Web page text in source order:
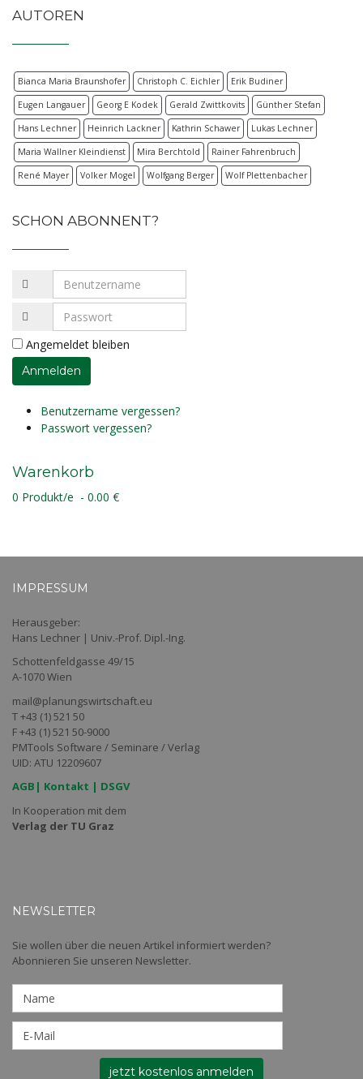
AUTOREN
Bianca Maria Braunshofer Christoph C. Eichler Erik Budiner
Eugen Langauer Georg E Kodek Gerald Zwittkovits Günther Stefan
Hans Lechner Heinrich Lackner Kathrin Schawer Lukas Lechner
Maria Wallner Kleindienst Mira Berchtold Rainer Fahrenbruch
René Mayer Volker Mogel Wolfgang Berger Wolf Plettenbacher
SCHON ABONNENT?
Angemeldet bleiben
Benutzername vergessen?
Passwort vergessen?
Warenkorb
0 Produkt/e - 0.00 €
IMPRESSUM
Herausgeber:
Hans Lechner | Univ.-Prof. Dipl.-Ing.
Schottenfeldgasse 49/15
A-1070 Wien
mail@planungswirtschaft.eu
T +43 (1) 521 50
F +43 (1) 521 50-9000
PMTools Software / Seminare / Verlag
UID: ATU 12209607
AGB | Kontakt | DSGV
In Kooperation mit dem
Verlag der TU Graz
NEWSLETTER
Sie wollen über die neuen Artikel informiert werden?
Abonnieren Sie unseren Newsletter.